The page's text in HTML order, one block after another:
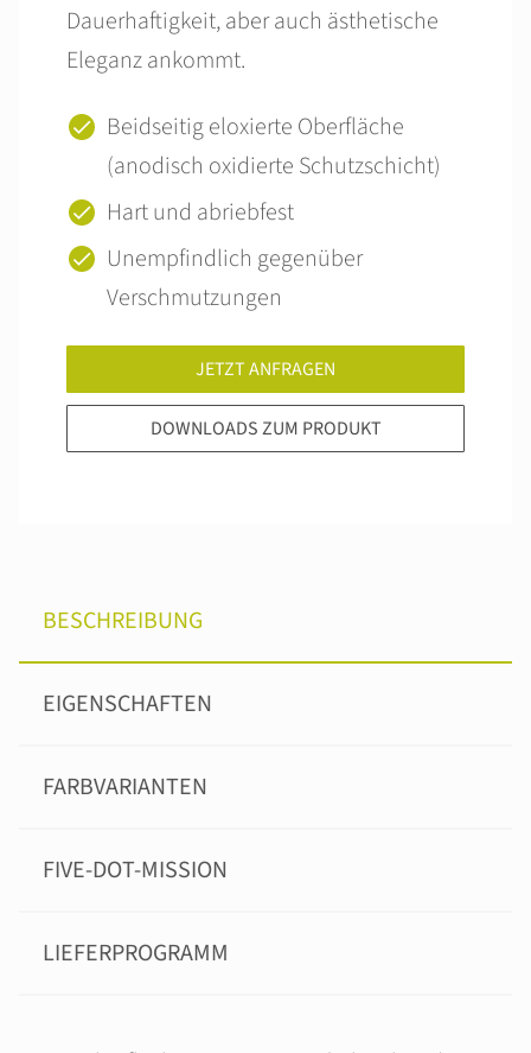
Dauerhaftigkeit, aber auch ästhetische
Eleganz ankommt.
Beidseitig eloxierte Oberfläche
(anodisch oxidierte Schutzschicht)
Hart und abriebfest
Unempfindlich gegenüber
Verschmutzungen
JETZT ANFRAGEN
DOWNLOADS ZUM PRODUKT
BESCHREIBUNG
EIGENSCHAFTEN
FARBVARIANTEN
FIVE-DOT-MISSION
LIEFERPROGRAMM